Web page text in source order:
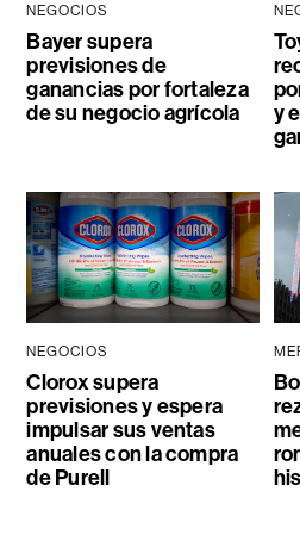
NEGOCIOS
Bayer supera
previsiones de
ganancias por fortaleza
de su negocio agrícola
y
NEGOCIOS
Clorox supera
previsiones y espera
impulsar sus ventas
anuales con la compra
de Purell